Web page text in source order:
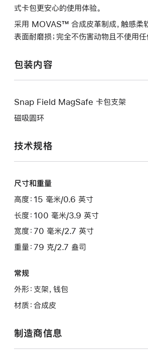
式卡包更安心的使用体验。
采用 MOVAS™ 合成皮革制成，触感柔软
表面耐磨损；完全不伤害动物且不使用任
包装内容
Snap Field MagSafe 卡包支架
磁吸圆环
技术规格
尺寸和重量
高度：15 毫米/0.6 英寸
长度：100 毫米/3.9 英寸
宽度：70 毫米/2.7 英寸
重量：79 克/2.7 盎司
常规
外形：支架，钱包
材质：合成皮
制造商信息